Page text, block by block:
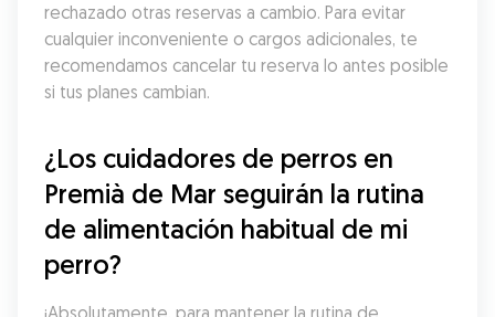
rechazado otras reservas a cambio. Para evitar
cualquier inconveniente o cargos adicionales, te
recomendamos cancelar tu reserva lo antes posible
si tus planes cambian.
¿Los cuidadores de perros en
Premià de Mar seguirán la rutina
de alimentación habitual de mi
perro?
¡Absolutamente, para mantener la rutina de